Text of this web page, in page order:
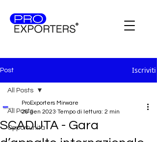
Post Iscriviti
All Posts
Opportunità
All Posts
SCADUTA - Gara
ProExporters Mirware
26 gen 2023 Tempo di lettura: 2 min